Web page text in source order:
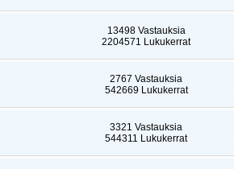
13498 Vastauksia
2204571 Lukukerrat
2767 Vastauksia
542669 Lukukerrat
3321 Vastauksia
544311 Lukukerrat